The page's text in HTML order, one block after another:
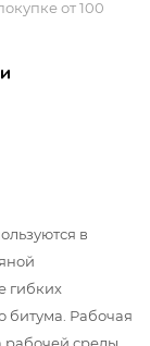
от 100
в
гибких
битума. Рабочая